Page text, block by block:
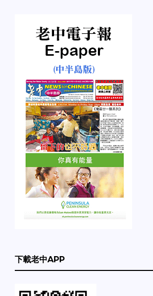
下載老中APP